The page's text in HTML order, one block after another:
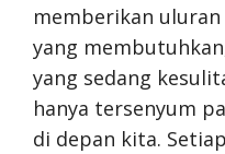
memberikan
yang
yang sedang
hanya tersenyum
di depan kita.